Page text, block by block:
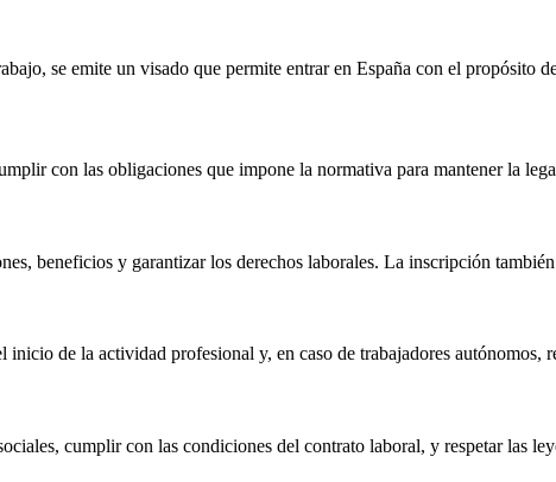
se emite un visado que permite entrar en España con el propósito
con las obligaciones que impone la normativa para mantener la
beneficios y garantizar los derechos laborales. La inscripción
de la actividad profesional y, en caso de trabajadores autónomos,
cumplir con las condiciones del contrato laboral, y respetar las